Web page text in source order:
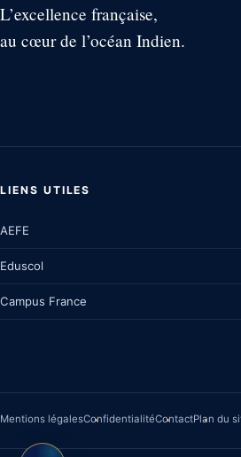
L’excellence française,
au cœur de l’océan Indien.
LIENS UTILES
AEFE
Eduscol
Campus France
Mentions légalesConfidentialitéContactPlan du